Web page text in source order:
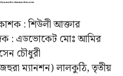
: শিউলী আক্তার
: এডভোকেট মোঃ আমির
চৌধুরী
ম্যানশন) লালকুঠি, তৃতীয়